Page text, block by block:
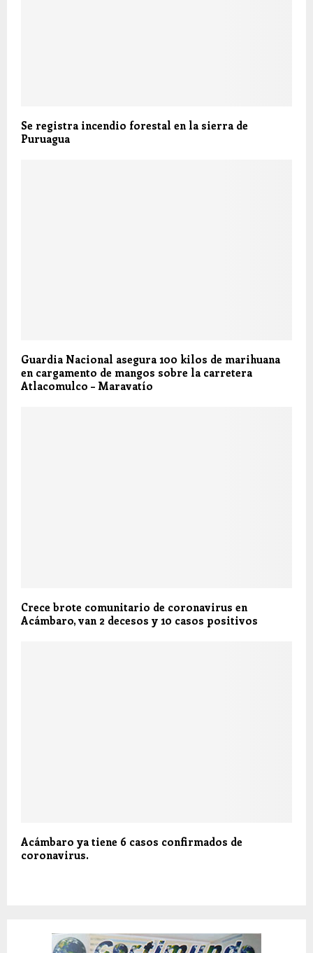
Se registra incendio forestal en la sierra de
Puruagua
Guardia Nacional asegura 100 kilos de marihuana
en cargamento de mangos sobre la carretera
Atlacomulco – Maravatío
Crece brote comunitario de coronavirus en
Acámbaro, van 2 decesos y 10 casos positivos
Acámbaro ya tiene 6 casos confirmados de
coronavirus.